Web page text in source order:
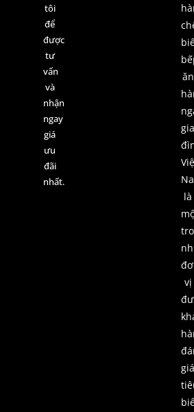
tôi
để
được
tư
vấn
và
nhận
ngay
giá
ưu
đãi
nhất.
ăn
gia
là
vị
giá